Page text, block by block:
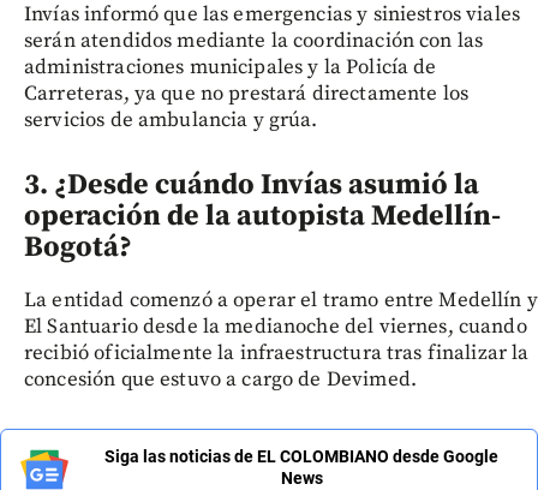
Invías informó que las emergencias y siniestros viales
serán atendidos mediante la coordinación con las
administraciones municipales y la Policía de
Carreteras, ya que no prestará directamente los
servicios de ambulancia y grúa.
3. ¿Desde cuándo Invías asumió la
operación de la autopista Medellín-
Bogotá?
La entidad comenzó a operar el tramo entre Medellín y
El Santuario desde la medianoche del viernes, cuando
recibió oficialmente la infraestructura tras finalizar la
concesión que estuvo a cargo de Devimed.
Siga las noticias de EL COLOMBIANO desde Google
News